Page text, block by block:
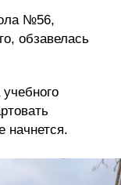
№56,
обзавелась
начнется.